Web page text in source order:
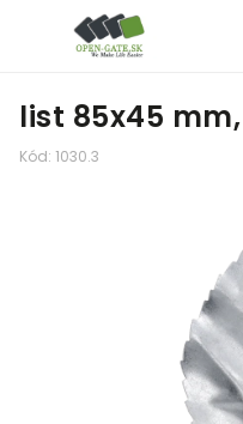
list 85x45
Kód: 1030.3